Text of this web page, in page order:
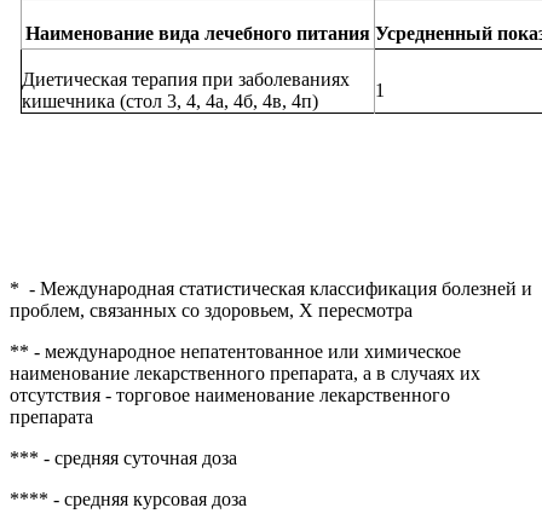
Наименование вида лечебного питания Усредненный
Диетическая терапия при заболеваниях
кишечника (стол 3, 4, 4а, 4б, 4в, 4п)
1
* - Международная статистическая классификация болезней и
проблем, связанных со здоровьем, Х пересмотра
** - международное непатентованное или химическое
наименование лекарственного препарата, а в случаях их
отсутствия - торговое наименование лекарственного
препарата
*** - средняя суточная доза
**** - средняя курсовая доза